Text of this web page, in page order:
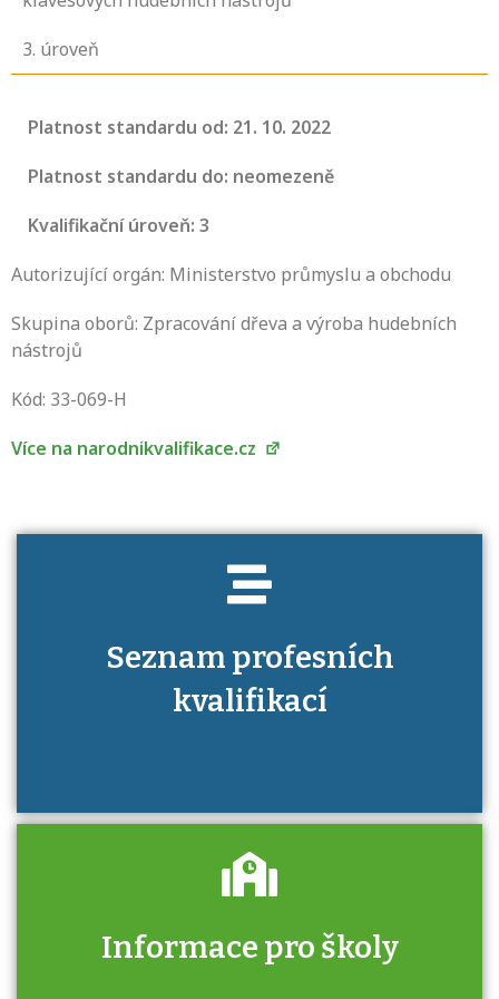
3. úroveň
Platnost standardu od: 21. 10. 2022
Platnost standardu do: neomezeně
Kvalifikační úroveň: 3
Autorizující orgán: Ministerstvo průmyslu a obchodu
Skupina oborů: Zpracování dřeva a výroba hudebních
nástrojů
Kód: 33-069-H
Více na narodnikvalifikace.cz
Seznam profesních
kvalifikací
Víte, jaké dovednosti musíte pro danou
Informace pro školy
Zjistěte, jak se přihlásit ke zkoušce a kde